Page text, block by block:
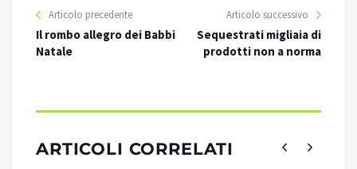
Articolo precedente
Il rombo allegro dei Babbi
Natale
Articolo successivo
Sequestrati migliaia di
prodotti non a norma
ARTICOLI CORRELATI